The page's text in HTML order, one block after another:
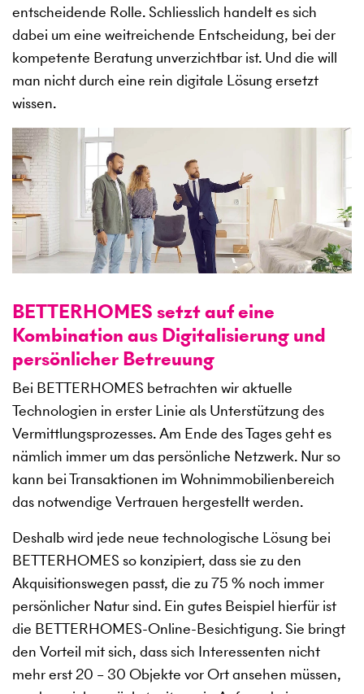
entscheidende Rolle. Schliesslich handelt es sich
dabei um eine weitreichende Entscheidung, bei der
kompetente Beratung unverzichtbar ist. Und die will
man nicht durch eine rein digitale Lösung ersetzt
wissen.
BETTERHOMES setzt auf eine
Kombination aus Digitalisierung und
persönlicher Betreuung
Bei BETTERHOMES betrachten wir aktuelle
Technologien in erster Linie als Unterstützung des
Vermittlungsprozesses. Am Ende des Tages geht es
nämlich immer um das persönliche Netzwerk. Nur so
kann bei Transaktionen im Wohnimmobilienbereich
das notwendige Vertrauen hergestellt werden.
Deshalb wird jede neue technologische Lösung bei
BETTERHOMES so konzipiert, dass sie zu den
Akquisitionswegen passt, die zu 75 % noch immer
persönlicher Natur sind. Ein gutes Beispiel hierfür ist
die BETTERHOMES-Online-Besichtigung. Sie bringt
den Vorteil mit sich, dass sich Interessenten nicht
mehr erst 20 – 30 Objekte vor Ort ansehen müssen,